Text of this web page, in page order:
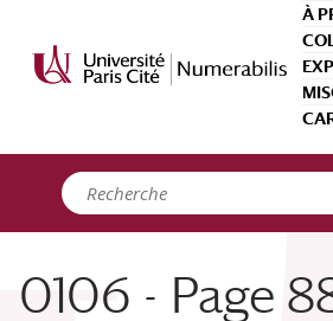
À
0106 - Page